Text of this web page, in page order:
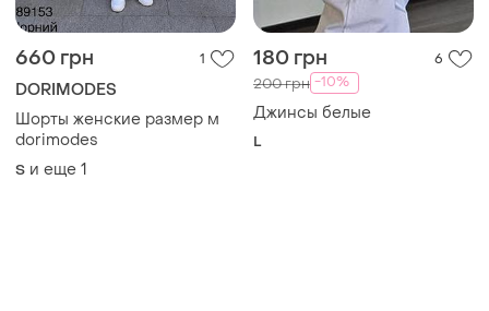
660 грн 1
DORIMODES
Шорты женские размер м
dorimodes
S и еще 1
180 грн 6
200 грн -10%
Джинсы белые
L